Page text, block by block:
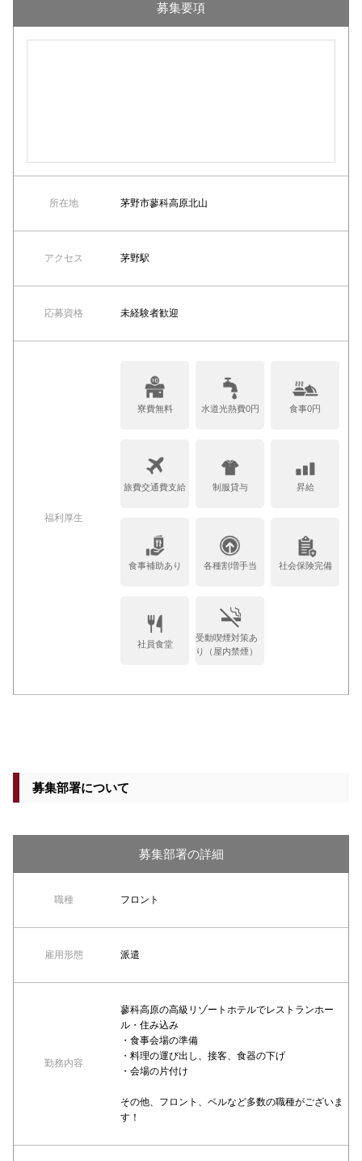
募集要項
所在地 茅野市蓼科高原北山
アクセス 茅野駅
応募資格 未経験者歓迎
福利厚生
寮費無料 水道光熱費0円 食事0円
旅費交通費支給 制服貸与 昇給
食事補助あり 各種割増手当 社会保険完備
社員食堂
受動喫煙対策あ
り（屋内禁煙）
募集部署について
募集部署の詳細
職種 フロント
雇用形態 派遣
勤務内容
蓼科高原の高級リゾートホテルでレストランホー
ル・住み込み
・食事会場の準備
・料理の運び出し、接客、食器の下げ
・会場の片付け
その他、フロント、ベルなど多数の職種がございま
す！